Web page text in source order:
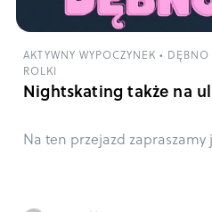
AKTYWNY WYPOCZYNEK • DĘBNO
ROLKI
Nightskating także na
Na ten przejazd